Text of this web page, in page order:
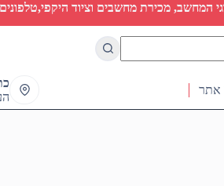
מכירת מחשבים וציוד היקפי,טלפונים
אתר